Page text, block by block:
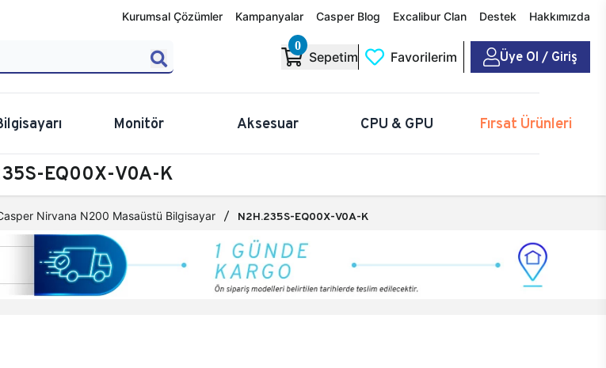
Kurumsal Çözümler Kampanyalar Casper Blog Excalibur Clan Destek Hakkımızda
0
Sepetim Favorilerim Üye Ol / Giriş
Monitör Aksesuar CPU & GPU Fırsat Ürünleri
EQ00X-V0A-K
Nirvana N200 Masaüstü Bilgisayar N2H.235S-EQ00X-V0A-K